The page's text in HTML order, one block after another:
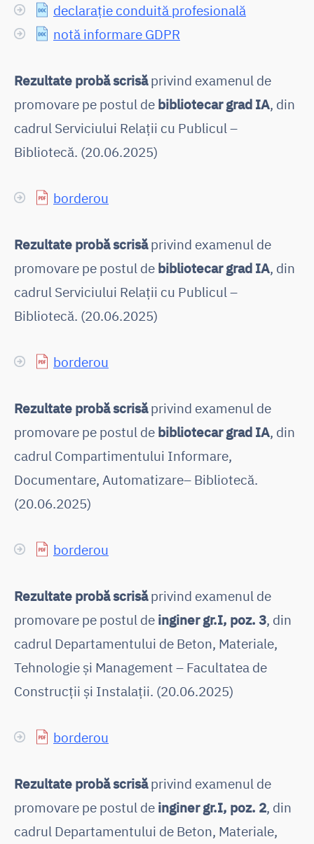
declarație conduită profesională
notă informare GDPR
Rezultate probă scrisăprivind examenul de
promovare pe postul de bibliotecar grad IA, din
cadrul Serviciului Relații cu Publicul –
Bibliotecă. (20.06.2025)
borderou
Rezultate probă scrisăprivind examenul de
promovare pe postul de bibliotecar grad IA, din
cadrul Serviciului Relații cu Publicul –
Bibliotecă. (20.06.2025)
borderou
Rezultate probă scrisăprivind examenul de
promovare pe postul de bibliotecar grad IA, din
cadrul Compartimentului Informare,
Documentare, Automatizare– Bibliotecă.
(20.06.2025)
borderou
Rezultate probă scrisăprivind examenul de
promovare pe postul de inginer gr.I, poz. 3, din
cadrul Departamentului de Beton, Materiale,
Tehnologie și Management – Facultatea de
Construcții și Instalații. (20.06.2025)
borderou
Rezultate probă scrisăprivind examenul de
promovare pe postul de inginer gr.I, poz. 2, din
cadrul Departamentului de Beton, Materiale,